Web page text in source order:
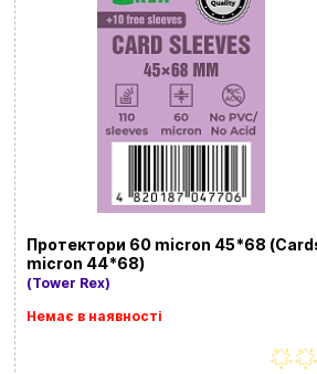
Протектори 60 micron 45*68
micron 44*68)
(Tower Rex)
Немає в наявності